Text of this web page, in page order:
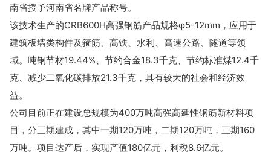
南省授予河南省名牌产品称号。
该技术生产的CRB600H高强钢筋产品规格φ5-12mm，应用于
建筑板墙类构件及箍筋、高铁、水利、高速公路、隧道等领
域。吨钢节材19.44%、节约合金18.3千克、节约标准煤12.4千
克、减少二氧化碳排放21.3千克，具有较大的社会和经济效
益。
公司目前正在建设总规模为400万吨高强高延性钢筋新材料项
目，分三期建成，其中一期120万吨，二期120万吨，三期160
万吨。项目达产后，实现产值180亿元，利税8.6亿元。